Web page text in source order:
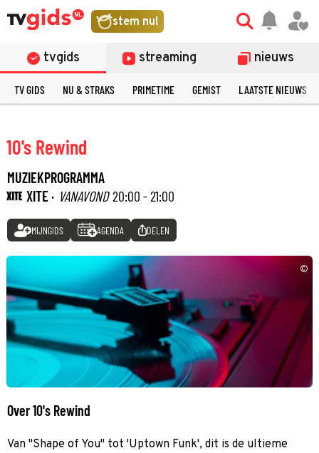
stem nu!
tvgids streaming nieuws
TV GIDS NU & STRAKS PRIMETIME GEMIST LAATSTE NIEUWS
10's Rewind
MUZIEKPROGRAMMA
XITE · VANAVOND 20:00 - 21:00
MIJNGIDS AGENDA DELEN
©
Over 10's Rewind
Van "Shape of You" tot 'Uptown Funk', dit is de ultieme